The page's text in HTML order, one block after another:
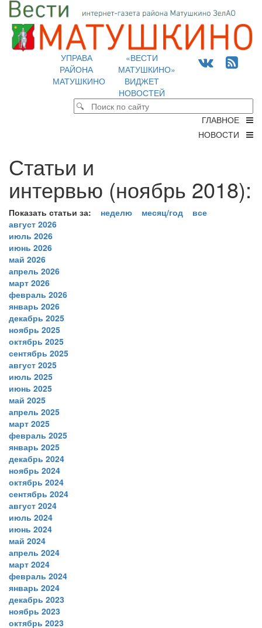
УПРАВА
РАЙОНА
МАТУШКИНО
«ВЕСТИ
МАТУШКИНО»
ВИДЖЕТ
НОВОСТЕЙ
ГЛАВНОЕ
НОВОСТИ
Статьи и
интервью (ноябрь 2018):
Показать статьи за: неделю месяц/год
все
август 2026
июль 2026
июнь 2026
май 2026
апрель 2026
март 2026
февраль 2026
январь 2026
декабрь 2025
ноябрь 2025
октябрь 2025
сентябрь 2025
август 2025
июль 2025
июнь 2025
май 2025
апрель 2025
март 2025
февраль 2025
январь 2025
декабрь 2024
ноябрь 2024
октябрь 2024
сентябрь 2024
август 2024
июль 2024
июнь 2024
май 2024
апрель 2024
март 2024
февраль 2024
январь 2024
декабрь 2023
ноябрь 2023
октябрь 2023